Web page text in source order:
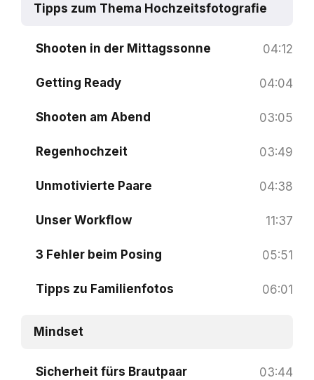
Tipps zum Thema Hochzeitsfotografie
Shooten in der Mittagssonne 04:12
Getting Ready 04:04
Shooten am Abend 03:05
Regenhochzeit 03:49
Unmotivierte Paare 04:38
Unser Workflow 11:37
3 Fehler beim Posing 05:51
Tipps zu Familienfotos 06:01
Mindset
Sicherheit fürs Brautpaar 03:44